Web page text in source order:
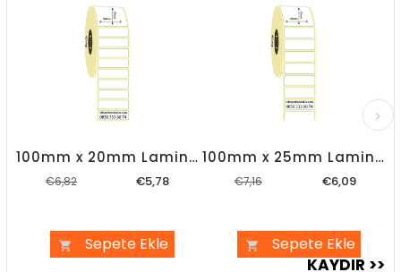
100mm x 20mm Lamine Termal Etiket (Sticker)
€5,78
€6,82
Sepete Ekle
100mm x 25mm Lamine Termal Etiket (Sticker)
€6,09
€7,16
Sepete Ekle